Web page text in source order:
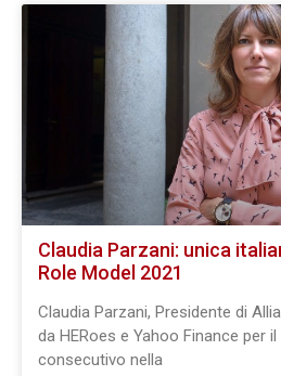
Claudia Parzani: unica
Role Model 2021
Claudia Parzani, Presidente di
da HERoes e Yahoo Finance per
consecutivo nella